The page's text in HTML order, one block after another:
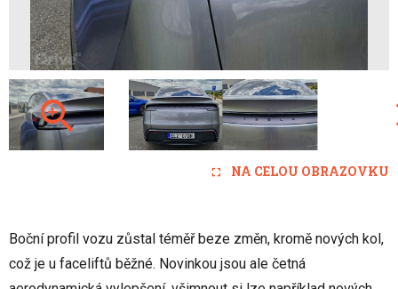
NA CELOU OBRAZOVKU
Boční profil vozu zůstal téměř beze změn, kromě nových kol,
což je u faceliftů běžné. Novinkou jsou ale četná